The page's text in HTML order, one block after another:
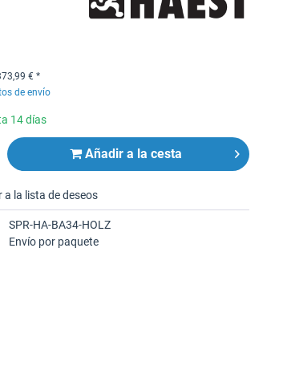
€ *
de envío
14 días
Añadir a la cesta
a la lista de deseos
SPR-HA-BA34-HOLZ
Envío por paquete